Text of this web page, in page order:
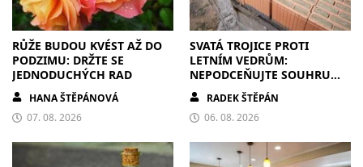
RŮŽE BUDOU KVÉST AŽ DO
PODZIMU: DRŽTE SE
JEDNODUCHÝCH RAD
HANA ŠTĚPÁNOVÁ
07. 08. 2026
SVATÁ TROJICE PROTI
LETNÍM VEDRŮM:
NEPODCEŇUJTE SOUHRU
ZDIVA A STÍNĚNÍ
RADEK ŠTĚPÁN
06. 08. 2026